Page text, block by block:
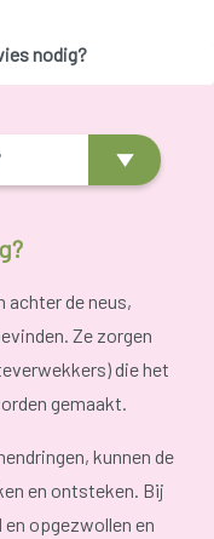
nodig?
achter de neus,
Ze zorgen
die het
gemaakt.
kunnen de
en ontsteken. Bij
opgezwollen en